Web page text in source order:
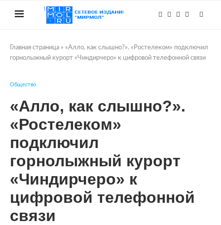
Главная страница » «Алло, как слышно?». «Ростелеком» подключил
горнолыжный курорт «Чиндирчеро» к цифровой телефонной связи
Общество
«Алло, как слышно?».
«Ростелеком»
подключил
горнолыжный курорт
«Чиндирчеро» к
цифровой телефонной
связи